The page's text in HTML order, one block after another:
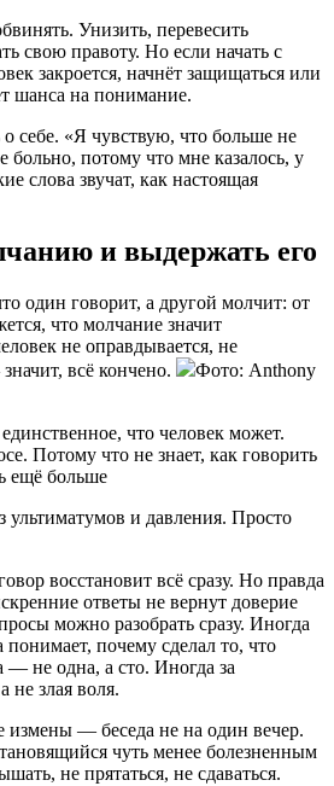
Унизить, перевесить
свою правоту. Но если начать с
закроется, начнёт защищаться или
шанса на понимание.
себе. «Я чувствую, что больше не
больно, потому что мне казалось, у
слова звучат, как настоящая
и выдержать его
один говорит, а другой молчит: от
что молчание значит
не оправдывается, не
всё кончено.
Фото: Anthony
что человек может.
Потому что не знает, как говорить
ещё больше
ультиматумов и давления. Просто
восстановит всё сразу. Но правда
ответы не вернут доверие
можно разобрать сразу. Иногда
понимает, почему сделал то, что
— не одна, а сто. Иногда за
не злая воля.
измены — беседа не на один вечер.
чуть менее болезненным
не прятаться, не сдаваться.